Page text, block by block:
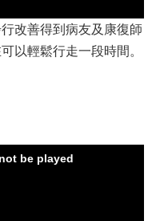
改善得到病友及康復師
以輕鬆行走一段時間。
be played